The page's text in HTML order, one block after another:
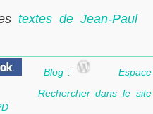
textes de Jean-Paul
Blog :
Espace
Rechercher dans le site